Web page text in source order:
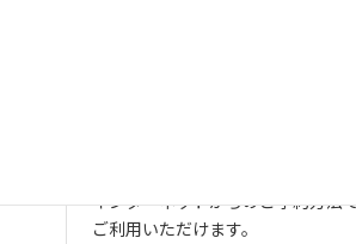
インターネットからのご予約方法
ご利用いただけます。